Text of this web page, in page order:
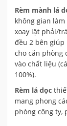
Rèm mành lá
không gian làm
xoay lật phải/
đều 2 bên giúp
cho căn phòng
vào chất liệu
100%).
Rèm lá dọc
mang phong
phòng công ty,